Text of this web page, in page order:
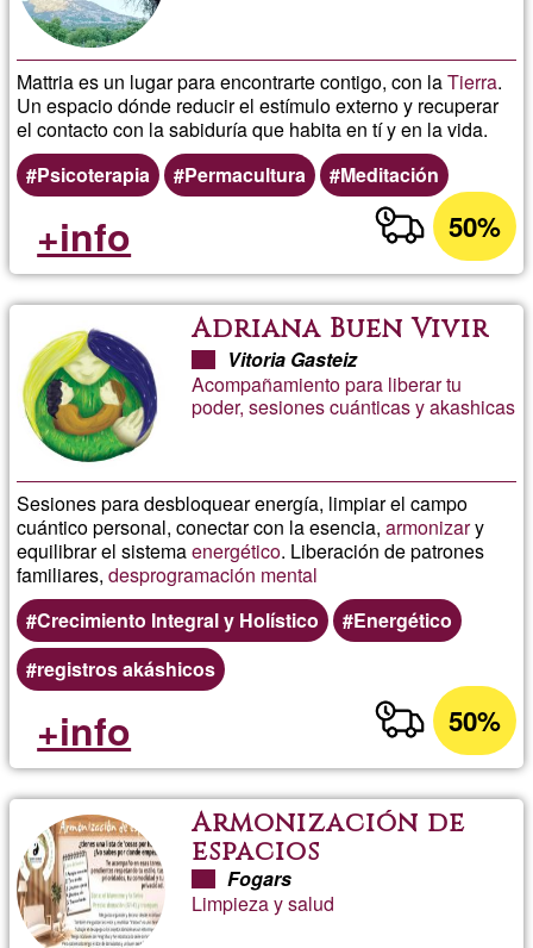
Mattria es un lugar para encontrarte contigo, con laTierra.
Un espacio dónde reducir el estímulo externo y recuperar
el contacto con la sabiduría que habita en tí y en la vida.
Psicoterapia
Permacultura Meditación
50%
+info
Adriana Buen Vivir
Vitoria Gasteiz
Acompañamiento para liberar tu
poder, sesiones cuánticas y akashicas
Sesiones para desbloquear energía, limpiar el campo
cuántico personal, conectar con la esencia,armonizary
equilibrar el sistemaenergético. Liberación de patrones
familiares,desprogramación mental
Crecimiento Integral y Holístico
Energético
registros akáshicos
50%
+info
Armonización de
espacios
Fogars
Limpieza y salud